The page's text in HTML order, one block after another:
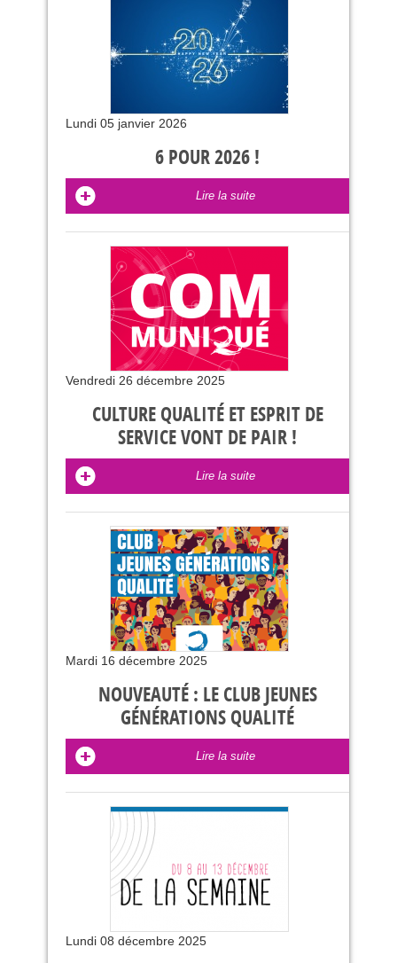
Lundi 05 janvier 2026
6 POUR 2026 !
Lire la suite
Vendredi 26 décembre 2025
CULTURE QUALITÉ ET ESPRIT DE
SERVICE VONT DE PAIR !
Lire la suite
Mardi 16 décembre 2025
NOUVEAUTÉ : LE CLUB JEUNES
GÉNÉRATIONS QUALITÉ
Lire la suite
Lundi 08 décembre 2025